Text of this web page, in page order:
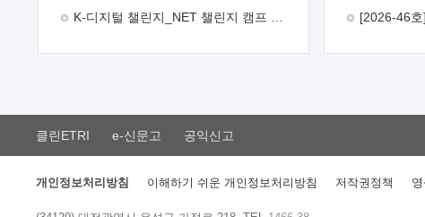
ETRI 창업/연구소기업, 기술이전/출자기업
(2 ~ 3년차) 연봉의 40%  추진일정(1)
희망기업 신청/접수(2)희망인력-희망기업
매칭(3)현장조사/ 선정(심의)(4)협약체결
26일 9월초순 9월 중순 10월 이후*
클린ETRI e-신문고 공익신고
개인정보처리방침 이해하기 쉬운 개인정보처리방침 저작권정책